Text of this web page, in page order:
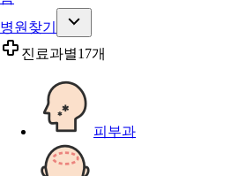
병원찾기
진료과별17개
피부과